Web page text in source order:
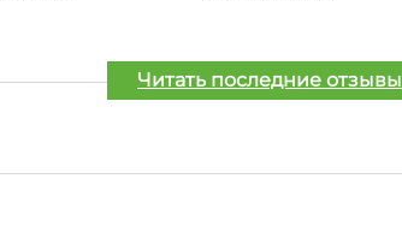
Читать последние отзывы